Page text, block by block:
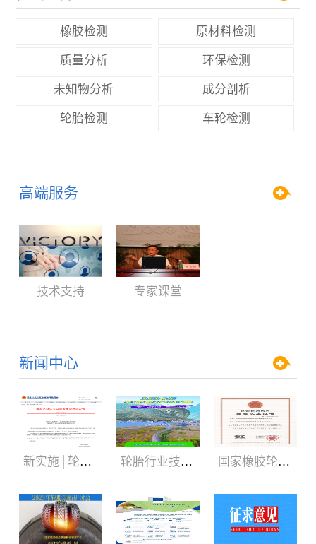
橡胶检测 原材料检测
质量分析 环保检测
未知物分析 成分剖析
轮胎检测 车轮检测
高端服务
技术支持 专家课堂
新闻中心
新实施│轮胎3C认证规则 轮胎行业技术盛会:2024年轮胎剖析研讨会（05.29-06.01） 国家橡胶轮胎质检中心获CNAS、CMA新证书